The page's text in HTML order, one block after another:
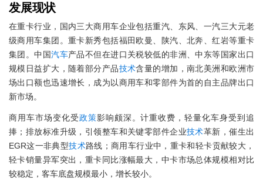
发展现状
在重卡行业，国内三大商用车企业包括重汽、东风、一汽三大元老
级商用车集团。重卡新秀包括福田欧曼、陕汽、北奔、红岩等重卡
集团。中国汽车产品不但在进口关税较低的非洲、中东等国家出口
规模日益扩大，随着部分产品技术含量的增加，南北美洲和欧洲市
场出口额也迅速增长，成为以商用车和零部件为首的自主品牌出口
新市场。
商用车市场变化受政策影响颇深。计重收费，轻量化车身受到追
捧；排放标准升级，引领整车和关键零部件企业技术革新，催生出
EGR这一非典型技术路线；商用车行业中，重卡和轻卡贡献较大，
轻卡销量异军突出，重卡同比涨幅最大，中卡市场总体规模相对比
较稳定，客车底盘规模最小，增长较小。